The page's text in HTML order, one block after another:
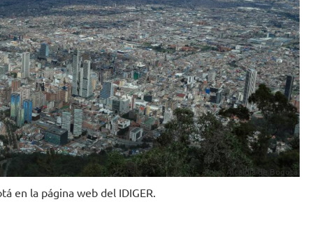
Foto. Alcaldía de Bogotá.
en la página web del IDIGER.